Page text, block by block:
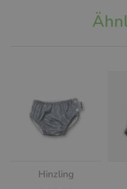
Hinzling